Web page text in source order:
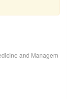
and Managem